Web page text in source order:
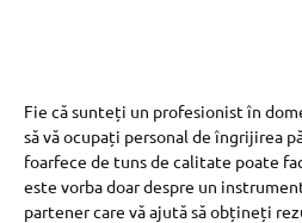
Fie că sunteți un profesionist în
să vă ocupați personal de îngrijirea
foarfece de tuns de calitate poate
este vorba doar despre un
partener care vă ajută să obțineți